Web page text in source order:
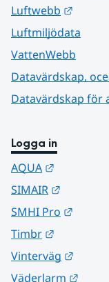
Luftwebb
Luftmiljödata
VattenWebb
Datavärdskap,
Datavärdskap för
Logga in
AQUA
SIMAIR
SMHI Pro
Timbr
Vinterväg
Väderlarm